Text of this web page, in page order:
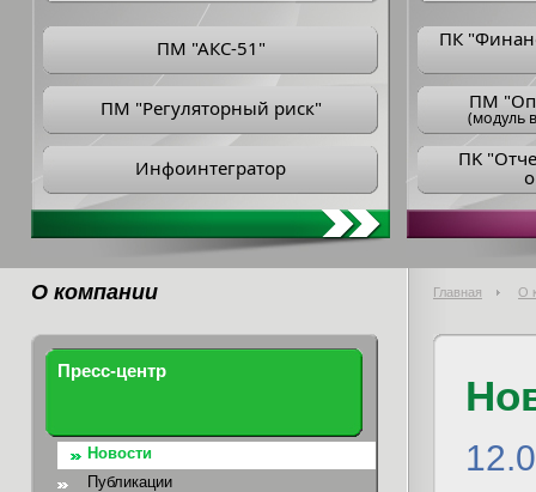
ПМ "АКС-51"
ПМ "Регуляторный риск"
Инфоинтегратор
ПК
ПM
(модуль
ПK
О компании Главная О
Пресс-центр
Новости
Публикации